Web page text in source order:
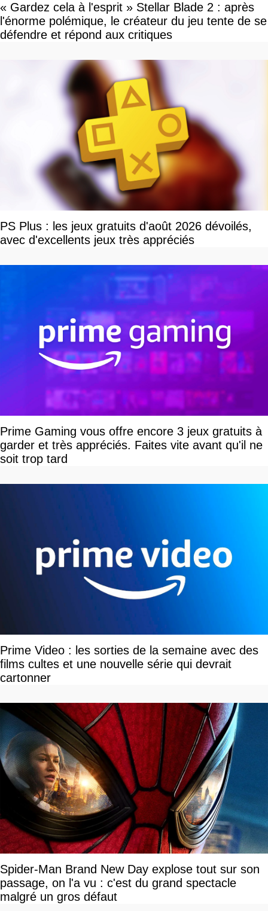
« Gardez cela à l'esprit » Stellar Blade 2 : après
l'énorme polémique, le créateur du jeu tente de se
défendre et répond aux critiques
PS Plus : les jeux gratuits d'août 2026 dévoilés,
avec d'excellents jeux très appréciés
Prime Gaming vous offre encore 3 jeux gratuits à
garder et très appréciés. Faites vite avant qu'il ne
soit trop tard
Prime Video : les sorties de la semaine avec des
films cultes et une nouvelle série qui devrait
cartonner
Spider-Man Brand New Day explose tout sur son
passage, on l'a vu : c'est du grand spectacle
malgré un gros défaut